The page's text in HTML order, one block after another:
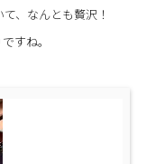
、なんとも贅沢！
すね。